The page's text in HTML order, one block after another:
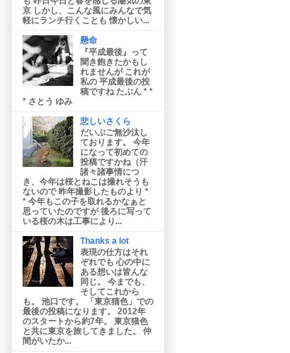
京 しかし、こんな風にみんなで気
軽にランチ行くことも 懐かしい...
懸命
『平成最後』って
聞き飽きたかもし
れませんが これが
私の 平成最後の投
稿ですね たぶん * *
* さとう ゆみ
悲しいさくら
だいぶご無沙汰し
ております。 今年
になって初めての
投稿ですかね（汗
諸々諸事情につ
き、今年は桜とねこは撮れそうも
ないので 昨年撮影したものより *
* 今年もこの子を取れるかなぁと
思っていたのですが 後ろに写って
いる桜の木は工事により...
Thanks a lot
表現の仕方はそれ
ぞれでも 心の中に
ある想いは皆んな
同じ。 今までも、
そしてこれから
も。 池口です。 「東京猫色」での
最後の投稿になります。 2012年
のスタートから約7年。 東京猫色
と共に東京を旅してきました。 仲
間がいたか...